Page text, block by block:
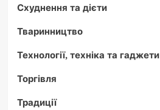
Схуднення та дієти
Тваринництво
Технології, техніка та гаджети
Торгівля
Традиції